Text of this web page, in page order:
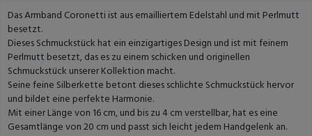
Das Armband Coronetti ist aus emailliertem Edelstahl und mit Perlmutt
besetzt.
Dieses Schmuckstück hat ein einzigartiges Design und ist mit feinem
Perlmutt besetzt, das es zu einem schicken und originellen
Schmuckstück unserer Kollektion macht.
Seine feine Silberkette betont dieses schlichte Schmuckstück hervor
und bildet eine perfekte Harmonie.
Mit einer Länge von 16 cm, und bis zu 4 cm verstellbar, hat es eine
Gesamtlänge von 20 cm und passt sich leicht jedem Handgelenk an.